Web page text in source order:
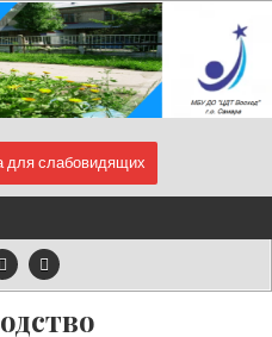
"ЦЕНТР
САМАРА
Самарская область, город
23, телефон/факс: 2240819, e-
для слабовидящих